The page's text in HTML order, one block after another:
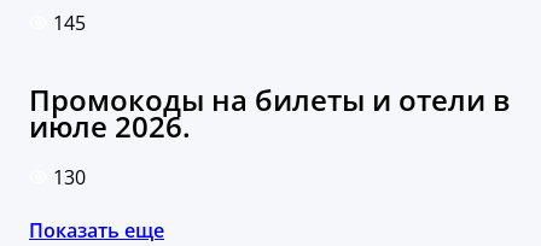
145
Промокоды на билеты и отели в
июле 2026.
130
Показать еще